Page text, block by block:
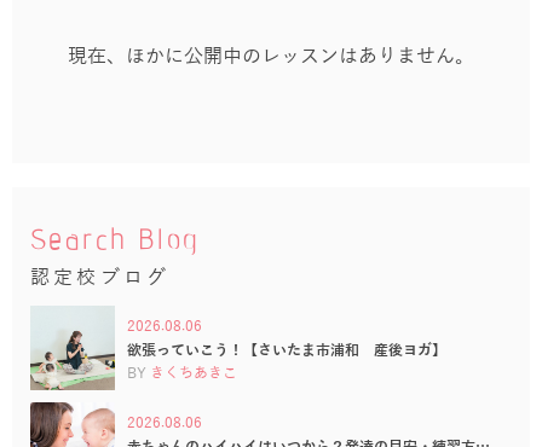
現在、ほかに公開中のレッスンはありません。
Search Blog
認定校ブログ
2026.08.06
欲張っていこう！【さいたま市浦和 産後ヨガ】
BY きくちあきこ
2026.08.06